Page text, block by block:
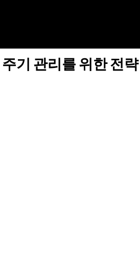
기 관리를 위한 전략